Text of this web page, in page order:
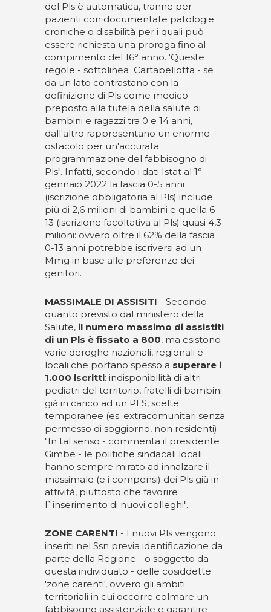
del Pls è automatica, tranne per
pazienti con documentate patologie
croniche o disabilità per i quali può
essere richiesta una proroga fino al
compimento del 16° anno. 'Queste
regole - sottolinea Cartabellotta - se
da un lato contrastano con la
definizione di Pls come medico
preposto alla tutela della salute di
bambini e ragazzi tra 0 e 14 anni,
dall'altro rappresentano un enorme
ostacolo per un'accurata
programmazione del fabbisogno di
Pls". Infatti, secondo i dati Istat al 1°
gennaio 2022 la fascia 0-5 anni
(iscrizione obbligatoria al Pls) include
più di 2,6 milioni di bambini e quella 6-
13 (iscrizione facoltativa al Pls) quasi 4,3
milioni: ovvero oltre il 62% della fascia
0-13 anni potrebbe iscriversi ad un
Mmg in base alle preferenze dei
genitori.
MASSIMALE DI ASSISITI - Secondo
quanto previsto dal ministero della
Salute, il numero massimo di assistiti
di un Pls è fissato a 800, ma esistono
varie deroghe nazionali, regionali e
locali che portano spesso a superare i
1.000 iscritti: indisponibilità di altri
pediatri del territorio, fratelli di bambini
già in carico ad un PLS, scelte
temporanee (es. extracomunitari senza
permesso di soggiorno, non residenti).
"In tal senso - commenta il presidente
Gimbe - le politiche sindacali locali
hanno sempre mirato ad innalzare il
massimale (e i compensi) dei Pls già in
attività, piuttosto che favorire
l`inserimento di nuovi colleghi".
ZONE CARENTI - I nuovi Pls vengono
inseriti nel Ssn previa identificazione da
parte della Regione - o soggetto da
questa individuato - delle cosiddette
'zone carenti', ovvero gli ambiti
territoriali in cui occorre colmare un
fabbisogno assistenziale e garantire